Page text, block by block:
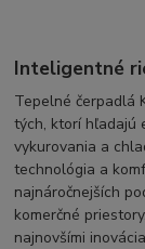
Inteligentné
Tepelné čerpadlá
tých, ktorí hľadajú
vykurovania a
technológia a
najnáročnejších
komerčné
najnovšími